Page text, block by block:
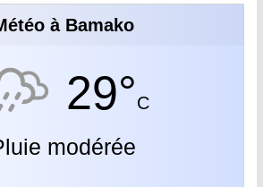
à Bamako
29°C
modérée